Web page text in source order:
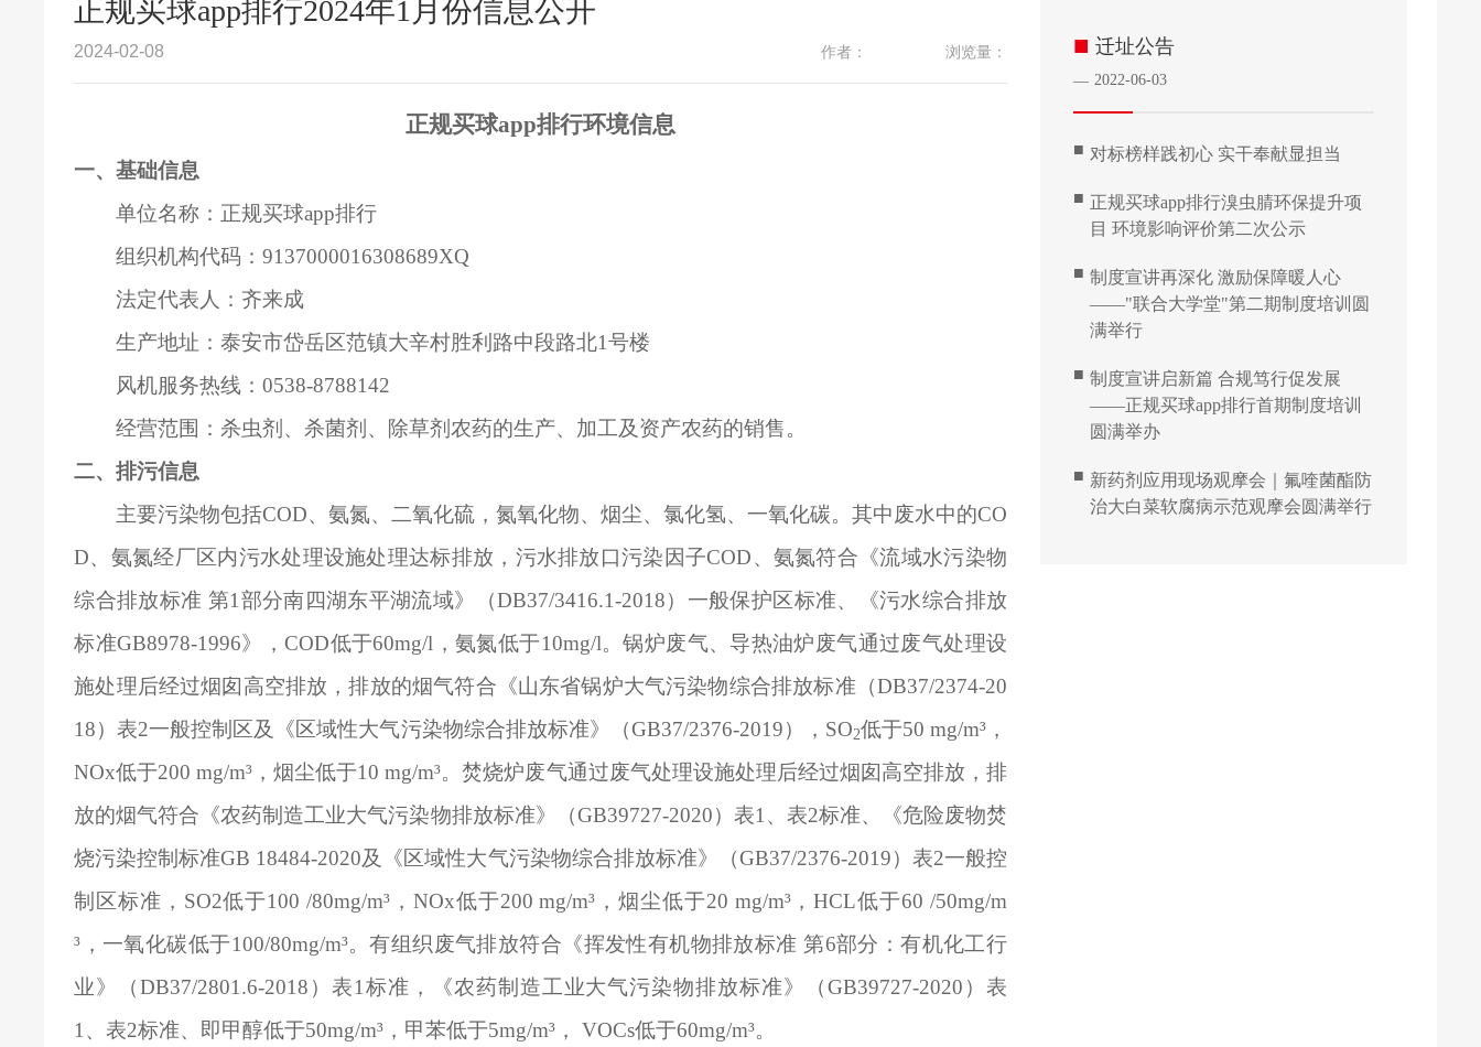
正规买球app排行2024年1月份信息公开
2024-02-08 作者： 浏览量：
正规买球app排行环境信息
一、基础信息
单位名称：正规买球app排行
组织机构代码：9137000016308689XQ
法定代表人：齐来成
生产地址：泰安市岱岳区范镇大辛村胜利路中段路北1号楼
风机服务热线：0538-8788142
经营范围：杀虫剂、杀菌剂、除草剂农药的生产、加工及资产农药的销售。
二、排污信息
主要污染物包括COD、氨氮、二氧化硫，氮氧化物、烟尘、氯化氢、一氧化碳。其中废水中的CO
D、氨氮经厂区内污水处理设施处理达标排放，污水排放口污染因子COD、氨氮符合《流域水污染物
综合排放标准 第1部分南四湖东平湖流域》（DB37/3416.1-2018）一般保护区标准、《污水综合排放
标准GB8978-1996》，COD低于60mg/l，氨氮低于10mg/l。锅炉废气、导热油炉废气通过废气处理设
施处理后经过烟囱高空排放，排放的烟气符合《山东省锅炉大气污染物综合排放标准（DB37/2374-20
18）表2一般控制区及《区域性大气污染物综合排放标准》（GB37/2376-2019），SO2低于50 mg/m³，
NOx低于200 mg/m³，烟尘低于10 mg/m³。焚烧炉废气通过废气处理设施处理后经过烟囱高空排放，排
放的烟气符合《农药制造工业大气污染物排放标准》（GB39727-2020）表1、表2标准、《危险废物焚
烧污染控制标准GB 18484-2020及《区域性大气污染物综合排放标准》（GB37/2376-2019）表2一般控
制区标准，SO2低于100 /80mg/m³，NOx低于200 mg/m³，烟尘低于20 mg/m³，HCL低于60 /50mg/m
³，一氧化碳低于100/80mg/m³。有组织废气排放符合《挥发性有机物排放标准 第6部分：有机化工行
业》（DB37/2801.6-2018）表1标准，《农药制造工业大气污染物排放标准》（GB39727-2020）表
1、表2标准、即甲醇低于50mg/m³，甲苯低于5mg/m³， VOCs低于60mg/m³。
■ 迁址公告
— 2022-06-03
■ 对标榜样践初心 实干奉献显担当
■ 正规买球app排行溴虫腈环保提升项
目 环境影响评价第二次公示
■ 制度宣讲再深化 激励保障暖人心
——"联合大学堂"第二期制度培训圆
满举行
■ 制度宣讲启新篇 合规笃行促发展
——正规买球app排行首期制度培训
圆满举办
■ 新药剂应用现场观摩会｜氟喹菌酯防
治大白菜软腐病示范观摩会圆满举行